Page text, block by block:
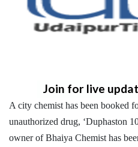
Join for live
A city chemist has been booked
unauthorized drug, ‘Duphaston
owner of Bhaiya Chemist has